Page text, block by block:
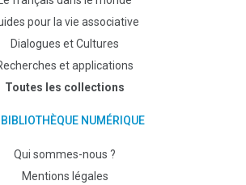
pour la vie associative
Dialogues et Cultures
et applications
Toutes les collections
BIBLIOTHÈQUE NUMÉRIQUE
Qui sommes-nous ?
Mentions légales